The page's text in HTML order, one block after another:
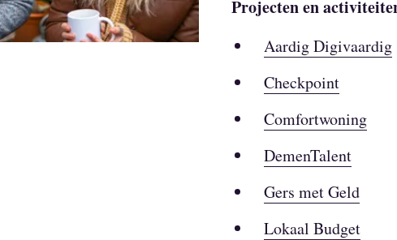
Projecten en
Aardig Digivaardig
Checkpoint
Comfortwoning
DemenTalent
Gers met Geld
Lokaal Budget